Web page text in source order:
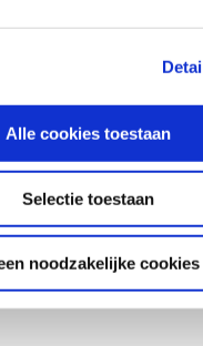
Alle cookies toestaan
Selectie toestaan
noodzakelijke cookies
direct geld
op de
iedere maand
mensen in je